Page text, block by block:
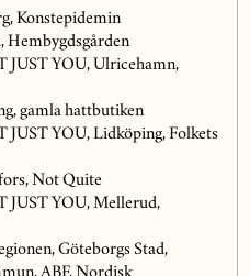
Konstepidemin
Hembygdsgården
JUST YOU, Ulricehamn,
gamla hattbutiken
JUST YOU, Lidköping, Folkets
Not Quite
JUST YOU, Mellerud,
Göteborgs Stad,